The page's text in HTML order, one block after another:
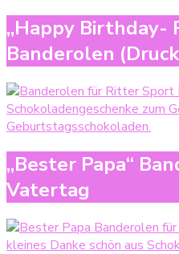
„Happy Birthday-
Banderolen
„Bester Papa“
Vatertag